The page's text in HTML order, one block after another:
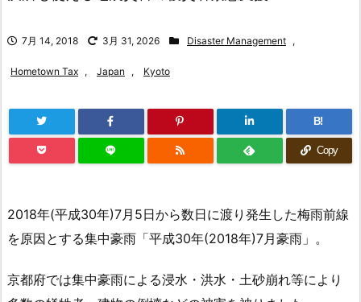
7月 14, 2018 3月 31, 2026 Disaster Management ,
Hometown Tax , Japan , Kyoto
B!
Copy
2018年(平成30年)7月5日から数日に渡り発生した梅雨前線
を原因とする集中豪雨「平成30年(2018年)7月豪雨」。
京都府では集中豪雨による浸水・洪水・土砂崩れ等により